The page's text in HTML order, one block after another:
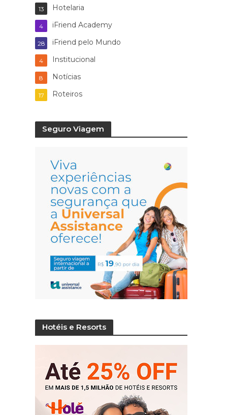
Hotelaria
13
iFriend Academy
4
iFriend pelo Mundo
28
Institucional
4
Notícias
8
Roteiros
17
Seguro Viagem
Hotéis e Resorts